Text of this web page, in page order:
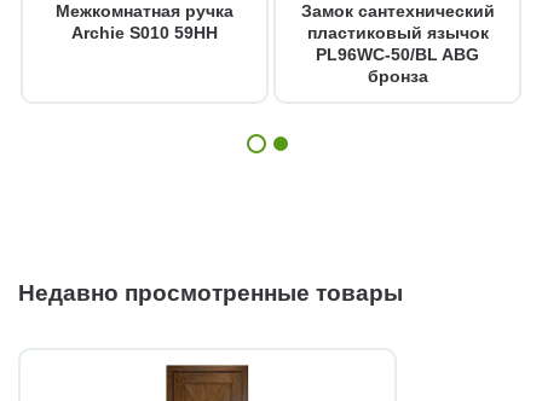
Межкомнатная ручка
Archie S010 59HH
Замок сантехнический
пластиковый язычок
PL96WC-50/BL ABG
бронза
Недавно просмотренные товары